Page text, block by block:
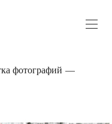
фотографий —